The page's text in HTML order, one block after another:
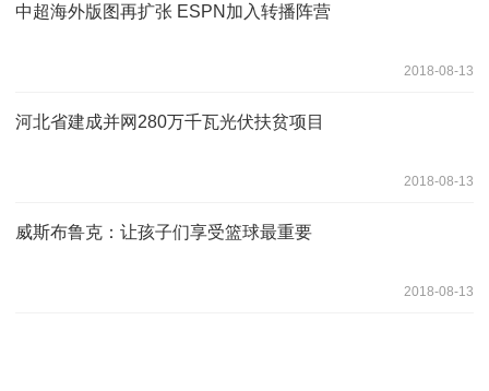
中超海外版图再扩张 ESPN加入转播阵营
2018-08-13
河北省建成并网280万千瓦光伏扶贫项目
2018-08-13
威斯布鲁克：让孩子们享受篮球最重要
2018-08-13